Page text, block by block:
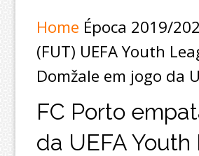
Home Época 2019/
(FUT) UEFA Youth
Domžale em jogo da
FC Porto
da UEFA